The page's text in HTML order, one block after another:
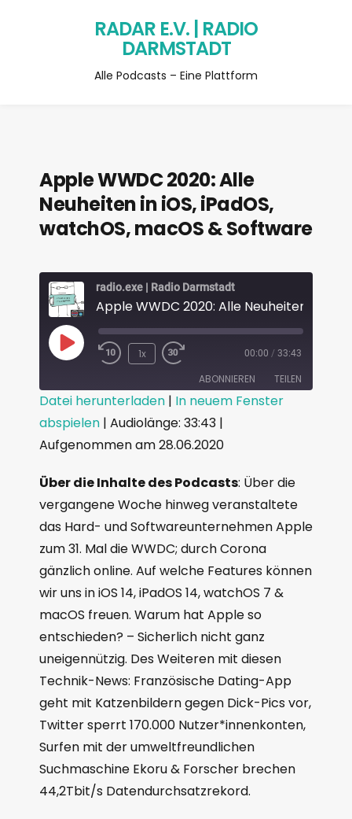
RADAR E.V. | RADIO
DARMSTADT
Alle Podcasts – Eine Plattform
Apple WWDC 2020: Alle
Neuheiten in iOS, iPadOS,
watchOS, macOS & Software
radio.exe | Radio Darmstadt
1x 00:00 / 33:43
ABONNIEREN TEILEN
RSS FEED
TEILEN
LINK
EMBED
Datei herunterladen | In neuem Fenster
abspielen | Audiolänge: 33:43 |
Aufgenommen am 28.06.2020
Über die Inhalte des Podcasts: Über die
vergangene Woche hinweg veranstaltete
das Hard- und Softwareunternehmen Apple
zum 31. Mal die WWDC; durch Corona
gänzlich online. Auf welche Features können
wir uns in iOS 14, iPadOS 14, watchOS 7 &
macOS freuen. Warum hat Apple so
entschieden? – Sicherlich nicht ganz
uneigennützig. Des Weiteren mit diesen
Technik-News: Französische Dating-App
geht mit Katzenbildern gegen Dick-Pics vor,
Twitter sperrt 170.000 Nutzer*innenkonten,
Surfen mit der umweltfreundlichen
Suchmaschine Ekoru & Forscher brechen
44,2Tbit/s Datendurchsatzrekord.